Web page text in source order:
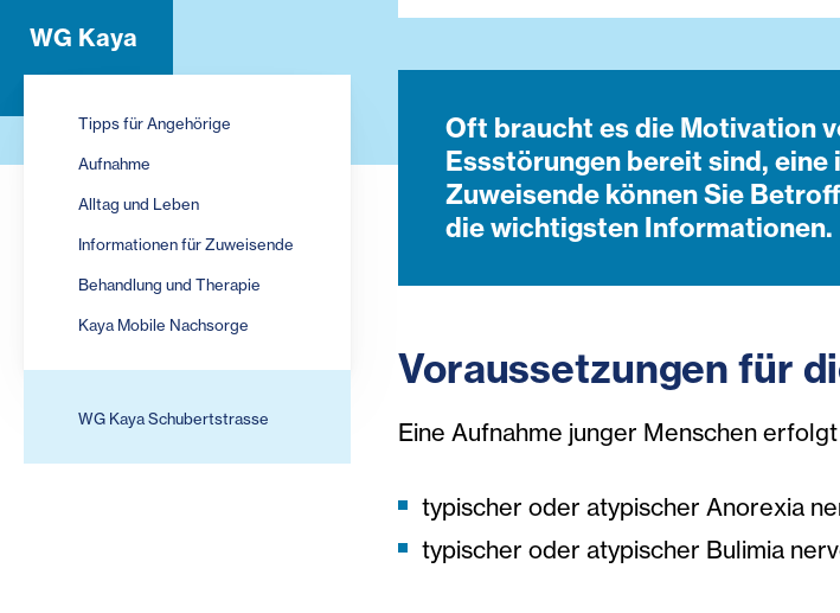
WG Kaya
Tipps für Angehörige
Aufnahme
Alltag und Leben
Informationen für Zuweisende
Behandlung und Therapie
Kaya Mobile Nachsorge
WG Kaya Schubertstrasse
Oft braucht es die Motivation
Essstörungen bereit sind,
Zuweisende können Sie
die wichtigsten Informationen.
Voraussetzungen für
Eine Aufnahme junger Menschen
typischer oder atypischer Anorexia
typischer oder atypischer Bulimia